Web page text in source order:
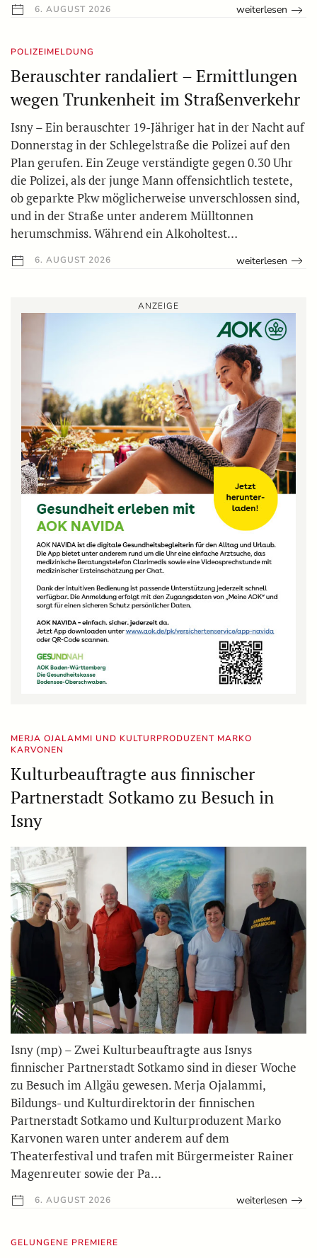
6. AUGUST 2026 weiterlesen
POLIZEIMELDUNG
Berauschter randaliert – Ermittlungen
wegen Trunkenheit im Straßenverkehr
Isny – Ein berauschter 19-Jähriger hat in der Nacht auf
Donnerstag in der Schlegelstraße die Polizei auf den
Plan gerufen. Ein Zeuge verständigte gegen 0.30 Uhr
die Polizei, als der junge Mann offensichtlich testete,
ob geparkte Pkw möglicherweise unverschlossen sind,
und in der Straße unter anderem Mülltonnen
herumschmiss. Während ein Alkoholtest…
6. AUGUST 2026 weiterlesen
ANZEIGE
MERJA OJALAMMI UND KULTURPRODUZENT MARKO
KARVONEN
Kulturbeauftragte aus finnischer
Partnerstadt Sotkamo zu Besuch in
Isny
Isny (mp) – Zwei Kulturbeauftragte aus Isnys
finnischer Partnerstadt Sotkamo sind in dieser Woche
zu Besuch im Allgäu gewesen. Merja Ojalammi,
Bildungs- und Kulturdirektorin der finnischen
Partnerstadt Sotkamo und Kulturproduzent Marko
Karvonen waren unter anderem auf dem
Theaterfestival und trafen mit Bürgermeister Rainer
Magenreuter sowie der Pa…
6. AUGUST 2026 weiterlesen
GELUNGENE PREMIERE